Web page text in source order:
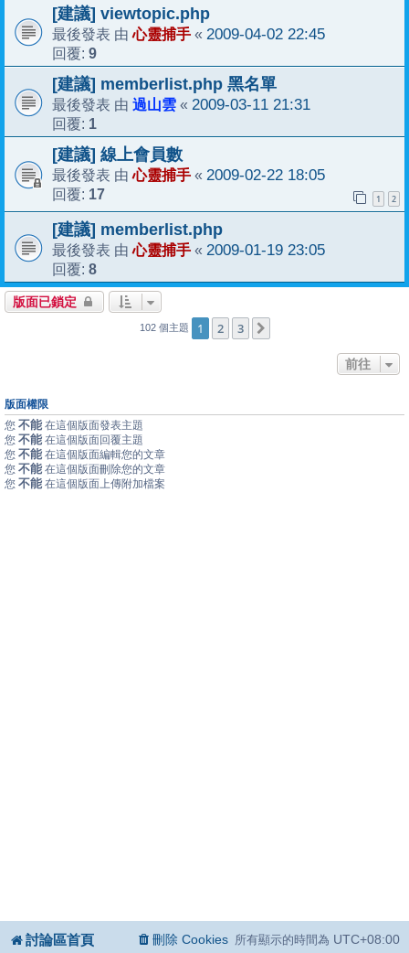
[建議] viewtopic.php
最後發表 由心靈捕手 « 2009-04-02 22:45
回覆: 9
[建議] memberlist.php 黑名單
最後發表 由 過山雲 « 2009-03-11 21:31
回覆: 1
[建議] 線上會員數
最後發表 由心靈捕手 « 2009-02-22 18:05
回覆: 17 1 2
[建議] memberlist.php
最後發表 由心靈捕手 « 2009-01-19 23:05
回覆: 8
版面已鎖定
102 個主題 1 2 3
前往
版面權限
您 不能 在這個版面發表主題
您 不能 在這個版面回覆主題
您 不能 在這個版面編輯您的文章
您 不能 在這個版面刪除您的文章
您 不能 在這個版面上傳附加檔案
討論區首頁 所有顯示的時間為 UTC+08:00
刪除 Cookies